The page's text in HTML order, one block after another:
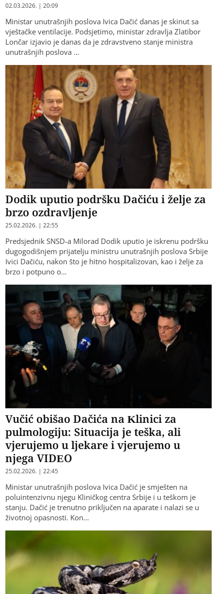
02.03.2026. | 20:09
Ministar unutrašnjih poslova Ivica Dačić danas je skinut sa
vještačke ventilacije. Podsjetimo, ministar zdravlja Zlatibor
Lončar izjavio je danas da je zdravstveno stanje ministra
unutrašnjih poslova …
Dodik uputio podršku Dačiću i želje za
brzo ozdravljenje
25.02.2026. | 22:55
Predsjednik SNSD-a Milorad Dodik uputio je iskrenu podršku
dugogodišnjem prijatelju ministru unutrašnjih poslova Srbije
Ivici Dačiću, nakon što je hitno hospitalizovan, kao i želje za
brzo i potpuno o…
Vučić obišao Dačića na Klinici za
pulmologiju: Situacija je teška, ali
vjerujemo u ljekare i vjerujemo u
njega VIDEO
25.02.2026. | 22:45
Ministar unutrašnjih poslova Ivica Dačić je smješten na
poluintenzivnu njegu Kliničkog centra Srbije i u teškom je
stanju. Dačić je trenutno priključen na aparate i nalazi se u
životnoj opasnosti. Kon…